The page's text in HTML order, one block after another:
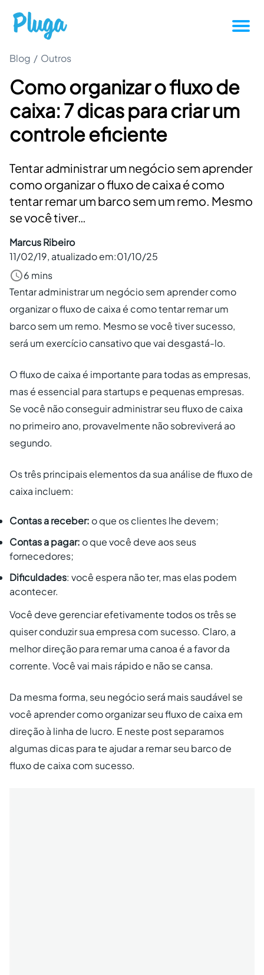
Produtividade
Novidades da Pluga
Casos de sucesso
Outros
PT
Blog / Outros
Como organizar o fluxo de
caixa: 7 dicas para criar um
controle eficiente
Tentar administrar um negócio sem aprender
como organizar o fluxo de caixa é como
tentar remar um barco sem um remo. Mesmo
se você tiver…
Marcus Ribeiro
11/02/19, atualizado em:01/10/25
6 mins
Tentar administrar um negócio sem aprender como
organizar o fluxo de caixa é como tentar remar um
barco sem um remo. Mesmo se você tiver sucesso,
será um exercício cansativo que vai desgastá-lo.
O fluxo de caixa é importante para todas as empresas,
mas é essencial para startups e pequenas empresas.
Se você não conseguir administrar seu fluxo de caixa
no primeiro ano, provavelmente não sobreviverá ao
segundo.
Os três principais elementos da sua análise de fluxo de
caixa incluem:
Contas a receber: o que os clientes lhe devem;
Contas a pagar: o que você deve aos seus
fornecedores;
Dificuldades: você espera não ter, mas elas podem
acontecer.
Você deve gerenciar efetivamente todos os três se
quiser conduzir sua empresa com sucesso. Claro, a
melhor direção para remar uma canoa é a favor da
corrente. Você vai mais rápido e não se cansa.
Da mesma forma, seu negócio será mais saudável se
você aprender como organizar seu fluxo de caixa em
direção à linha de lucro. E neste post separamos
algumas dicas para te ajudar a remar seu barco de
fluxo de caixa com sucesso.